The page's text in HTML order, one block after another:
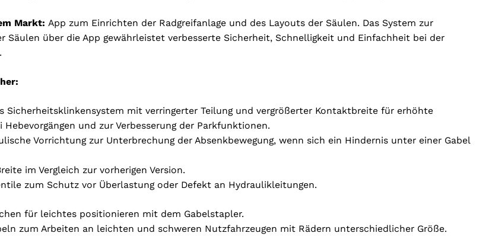
Markt: App zum Einrichten der Radgreifanlage und des Layouts der Säulen. Das System zur
Säulen über die App gewährleistet verbesserte Sicherheit, Schnelligkeit und Einfachheit bei der
Sicherheitsklinkensystem mit verringerter Teilung und vergrößerter Kontaktbreite für erhöhte
Hebevorgängen und zur Verbesserung der Parkfunktionen.
Vorrichtung zur Unterbrechung der Absenkbewegung, wenn sich ein Hindernis unter einer Gabel
im Vergleich zur vorherigen Version.
zum Schutz vor Überlastung oder Defekt an Hydraulikleitungen.
für leichtes positionieren mit dem Gabelstapler.
zum Arbeiten an leichten und schweren Nutzfahrzeugen mit Rädern unterschiedlicher Größe.